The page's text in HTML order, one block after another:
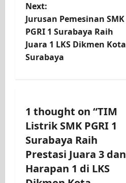
Next:
Jurusan Pemesinan SMK
PGRI 1 Surabaya Raih
Juara 1 LKS Dikmen Kota
Surabaya
1 thought on “TIM
Listrik SMK PGRI 1
Surabaya Raih
Prestasi Juara 3 dan
Harapan 1 di LKS